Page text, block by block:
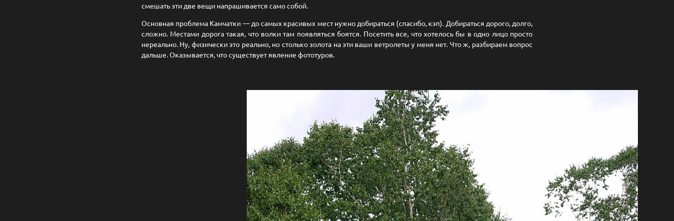
смешать эти две вещи напрашивается само собой.
Основная проблема Камчатки — до самых красивых мест нужно добираться (спасибо, кэп). Добираться дорого, долго,
сложно. Местами дорога такая, что волки там появляться боятся. Посетить все, что хотелось бы в одно лицо просто
нереально. Ну, физически это реально, но столько золота на эти ваши ветролеты у меня нет. Что ж, разбираем вопрос
дальше. Оказывается, что существует явление фототуров.